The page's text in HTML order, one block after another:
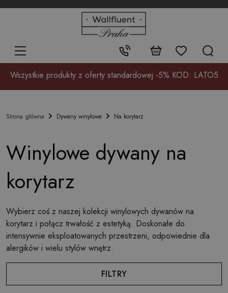
Kontakt:
+48
17
Wszystkie produkty z oferty standardowej -5% KOD: LATO5
Strona główna Dywany winylowe Na korytarz
Winylowe dywany na
korytarz
Wybierz coś z naszej kolekcji winylowych dywanów na
korytarz i połącz trwałość z estetyką. Doskonałe do
intensywnie eksploatowanych przestrzeni, odpowiednie dla
alergików i wielu stylów wnętrz.
FILTRY